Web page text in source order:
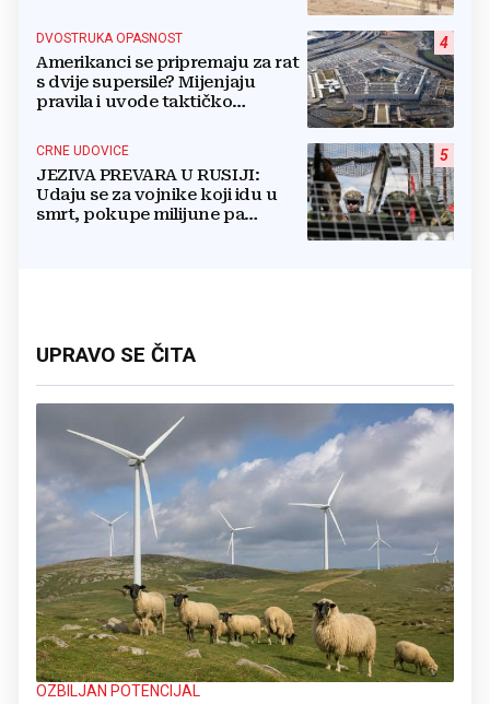
4
DVOSTRUKA OPASNOST
Amerikanci se pripremaju za rat
s dvije supersile? Mijenjaju
pravila i uvode taktičko
5
CRNE UDOVICE
JEZIVA PREVARA U RUSIJI:
Udaju se za vojnike koji idu u
smrt, pokupe milijune pa
UPRAVO SE ČITA
OZBILJAN POTENCIJAL